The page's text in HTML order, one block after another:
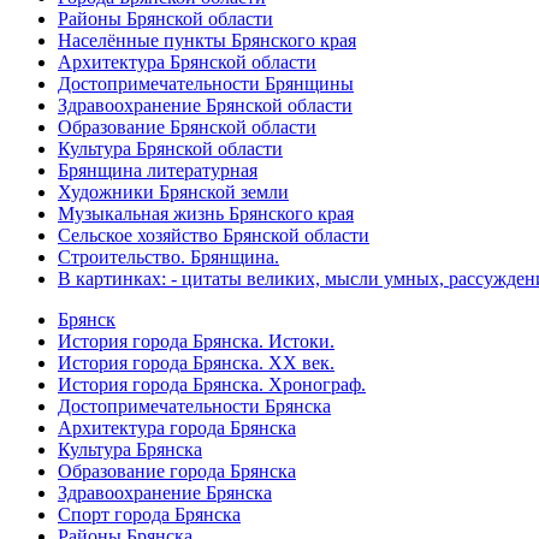
Районы Брянской области
Населённые пункты Брянского края
Архитектура Брянской области
Достопримечательности Брянщины
Здравоохранение Брянской области
Образование Брянской области
Культура Брянской области
Брянщина литературная
Художники Брянской земли
Музыкальная жизнь Брянского края
Сельское хозяйство Брянской области
Строительство. Брянщина.
В картинках: - цитаты великих, мысли умных,
Брянск
История города Брянска. Истоки.
История города Брянска. XX век.
История города Брянска. Хронограф.
Достопримечательности Брянска
Архитектура города Брянска
Культура Брянска
Образование города Брянска
Здравоохранение Брянска
Спорт города Брянска